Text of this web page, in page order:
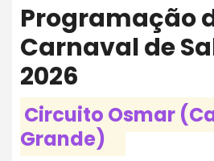
Programação
Carnaval de
2026
Circuito Osmar
Grande)